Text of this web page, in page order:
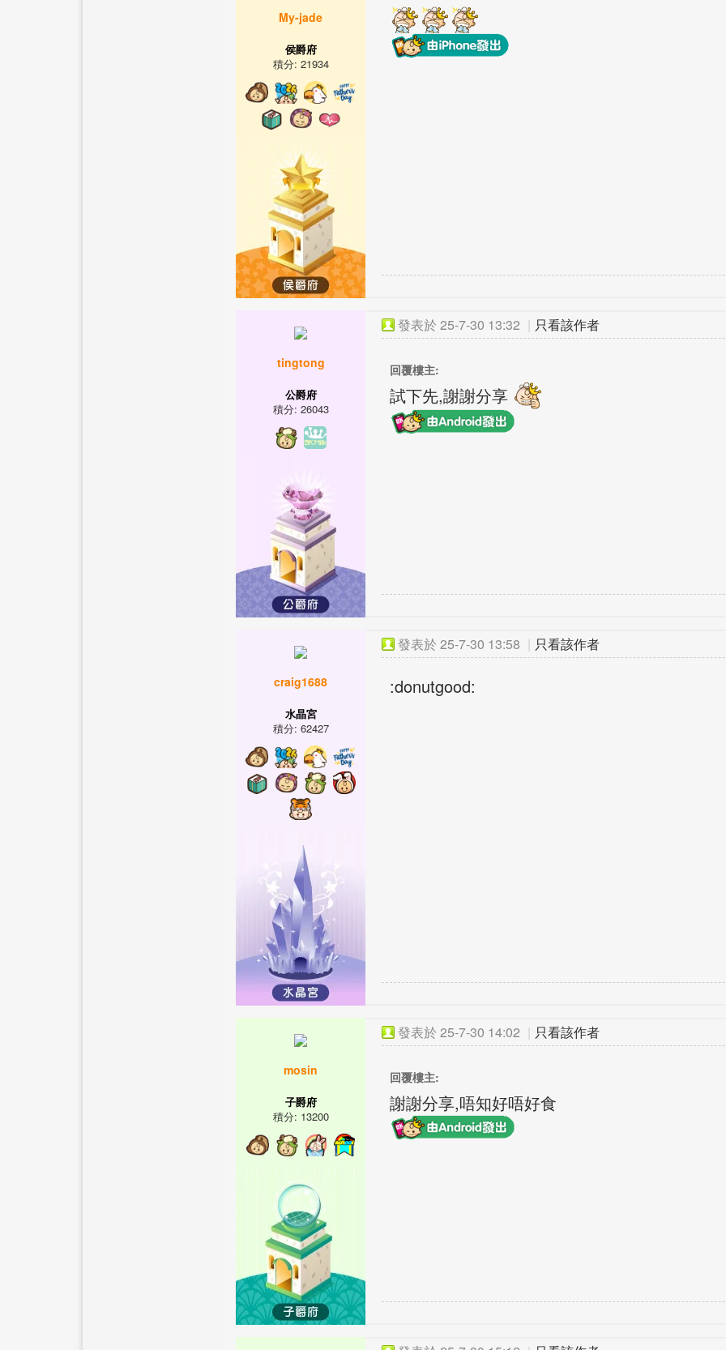
My-jade
侯爵府
積分: 21934
tingtong
公爵府
積分: 26043
發表於 25-7-30 13:32 | 只看該作者
回覆樓主:
試下先,謝謝分享
craig1688
水晶宮
積分: 62427
發表於 25-7-30 13:58 | 只看該作者
:donutgood:
mosin
子爵府
積分: 13200
發表於 25-7-30 14:02 | 只看該作者
回覆樓主:
謝謝分享,唔知好唔好食